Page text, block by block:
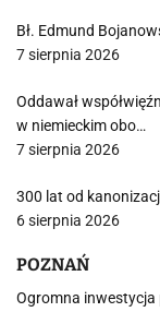
Bł. Edmund
7 sierpnia 2026
Oddawał
w niemieckim obo…
7 sierpnia 2026
300 lat od
6 sierpnia 2026
POZNAŃ
Ogromna inwestycja